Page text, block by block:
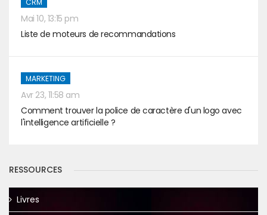
Mai 10, 13:15 pm
Liste de moteurs de recommandations
MARKETING
Avr 23, 11:58 am
Comment trouver la police de caractère d'un logo avec
l'intelligence artificielle ?
RESSOURCES
Livres